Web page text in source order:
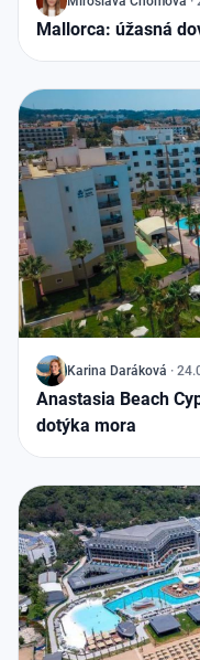
Mallorca: úžasná
J Karina Daráková ·
Anastasia Beach
dotýka mora